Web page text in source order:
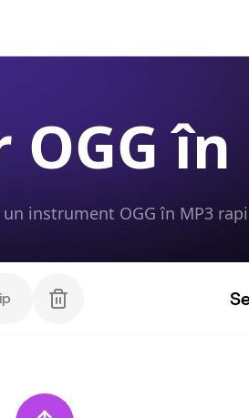
în
instrument OGG în MP3